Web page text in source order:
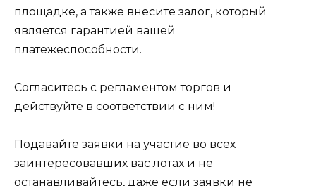
площадке, а также внесите залог, который
является гарантией вашей
платежеспособности.
Согласитесь с регламентом торгов и
действуйте в соответствии с ним!
Подавайте заявки на участие во всех
заинтересовавших вас лотах и не
останавливайтесь, даже если заявки не